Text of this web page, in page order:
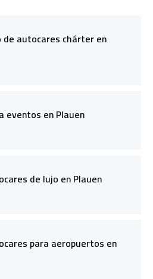
autocares chárter en
eventos en Plauen
de lujo en Plauen
para aeropuertos en